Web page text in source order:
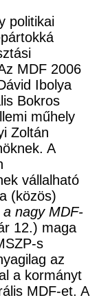
politikai
MDF 2006
Ibolya
Bokros
műhely
Zoltán
A
vállalható
(közös)
a nagy MDF-
12.) maga
s
az
a kormányt
MDF-et. A